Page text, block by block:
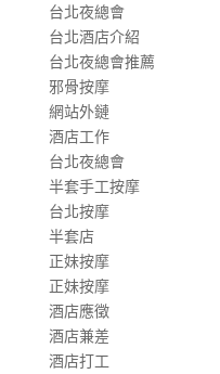
台北夜總會
台北酒店介紹
台北夜總會推薦
邪骨按摩
網站外鏈
酒店工作
台北夜總會
半套手工按摩
台北按摩
半套店
正妹按摩
正妹按摩
酒店應徵
酒店兼差
酒店打工